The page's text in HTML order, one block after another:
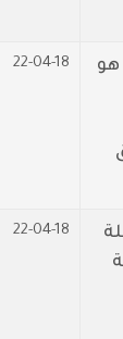
هو
22-04-18
22-04-18